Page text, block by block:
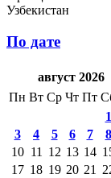
Узбекистан
По дате
август 2026
Пн Вт Ср Чт Пт
1
3
4 5 6 7 8
10 11 12 13 14
17 18 19 20 21